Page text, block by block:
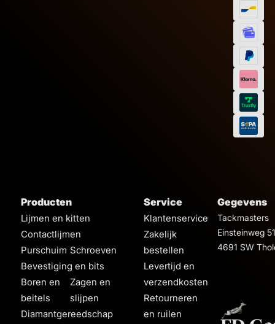
Producten
Lijmen en kitten
Contactlijmen
Purschuim Schroeven
Bevestiging en bits
Boren en
beitels
Zagen en
slijpen
Diamantgereedschap
Service
Klantenservice
Zakelijk
bestellen
Levertijd en
verzendkosten
Retourneren
en ruilen
Gegevens
Tackmasters
Einsteinweg 51
4691 SW